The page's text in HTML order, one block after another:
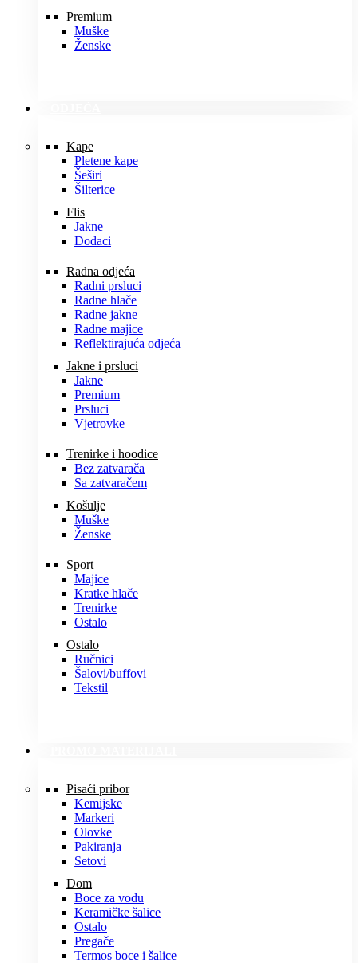
Premium
Muške
Ženske
Kape
Pletene kape
Šeširi
Šilterice
Flis
Jakne
Dodaci
Radna odjeća
Radni prsluci
Radne hlače
Radne jakne
Radne majice
Reflektirajuća odjeća
Jakne i prsluci
Jakne
Premium
Prsluci
Vjetrovke
Trenirke i hoodice
Bez zatvarača
Sa zatvaračem
Košulje
Muške
Ženske
Sport
Majice
Kratke hlače
Trenirke
Ostalo
Ostalo
Ručnici
Šalovi/buffovi
Tekstil
Pisaći pribor
Kemijske
Markeri
Olovke
Pakiranja
Setovi
Dom
Boce za vodu
Keramičke šalice
Ostalo
Pregače
Termos boce i šalice